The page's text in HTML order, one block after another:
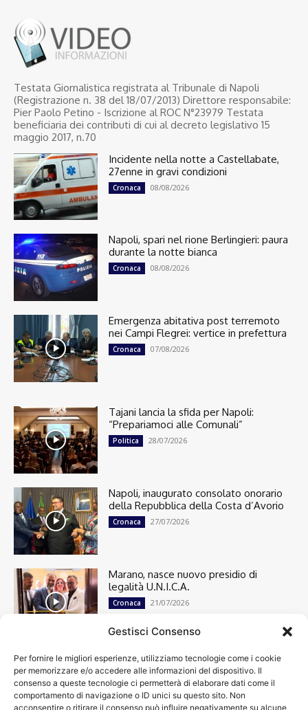
Gestisci Consenso
Per fornire le migliori esperienze, utilizziamo tecnologie come i cookie
per memorizzare e/o accedere alle informazioni del dispositivo. Il
consenso a queste tecnologie ci permetterà di elaborare dati come il
comportamento di navigazione o ID unici su questo sito. Non
acconsentire o ritirare il consenso può influire negativamente su alcune
Testata Giornalistica registrata al Tribunale di Napoli
(Registrazione n. 38 del 18/07/2013) Direttore responsabile:
Pier Paolo Petino - Iscrizione al ROC N°23979 Testata
beneficiaria dei contributi di cui al decreto legislativo 15
maggio 2017, n.70
Incidente nella notte a Castellabate,
27enne in gravi condizioni
Cronaca 08/08/2026
Napoli, spari nel rione Berlingieri: paura
durante la notte bianca
Cronaca 08/08/2026
Emergenza abitativa post terremoto
nei Campi Flegrei: vertice in prefettura
Cronaca 07/08/2026
Tajani lancia la sfida per Napoli:
“Prepariamoci alle Comunali”
Politica 28/07/2026
Napoli, inaugurato consolato onorario
della Repubblica della Costa d’Avorio
Cronaca 27/07/2026
Marano, nasce nuovo presidio di
legalità U.N.I.C.A.
Cronaca 21/07/2026
Cronaca
13501
Attualità
7305
top